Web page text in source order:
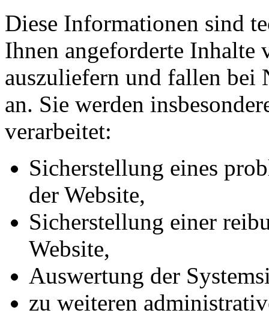
Diese Informationen sind
Ihnen angeforderte Inhalte
auszuliefern und fallen bei
an. Sie werden
verarbeitet:
Sicherstellung eines
der Website,
Sicherstellung einer
Website,
Auswertung der
zu weiteren